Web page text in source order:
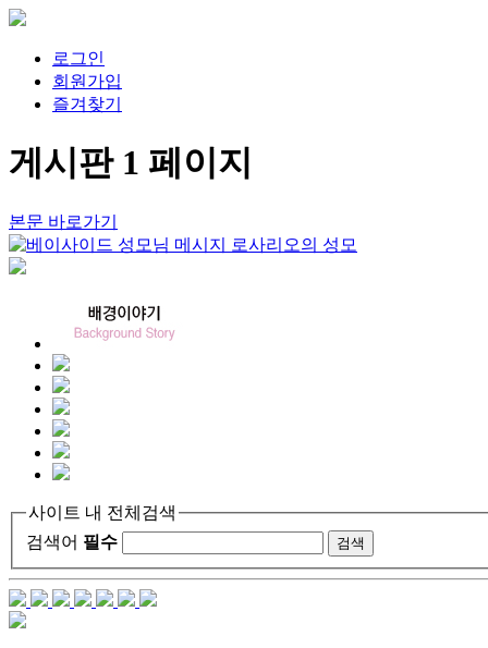
로그인
회원가입
즐겨찾기
게시판 1 페이지
본문 바로가기
사이트 내 전체검색
검색어 필수